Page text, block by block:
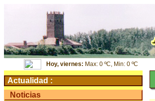
Hoy, viernes: Max: 0 ºC, Min: 0 ºC
Actualidad :
Noticias